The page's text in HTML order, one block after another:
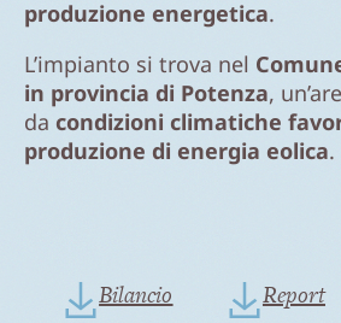
produzione energetica.
L’impianto si trova nel
in provincia di Potenza,
da condizioni climatiche
produzione di energia eolica.
Bilancio Report